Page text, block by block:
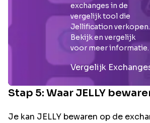
exchanges in de
vergelijk tool die
Jellification verkopen.
Bekijk en vergelijk
voor meer informatie.
Vergelijk
Stap 5: Waar JELLY
Je kan JELLY bewaren op de